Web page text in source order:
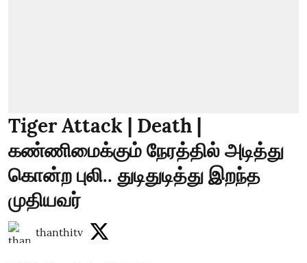
Tiger Attack | Death |
கண்ணிமைக்கும் நேரத்தில் அடித்து
கொன்ற புலி.. துடிதுடித்து இறந்த
முதியவர்
thanthitv